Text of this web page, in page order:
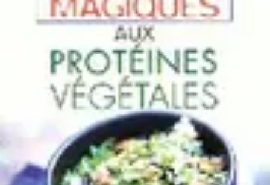
Paleo Cuisine
Nutrition PaléoNutritionSanté et NutritionNutrition et SantéRecettes
Paleo Cuisine